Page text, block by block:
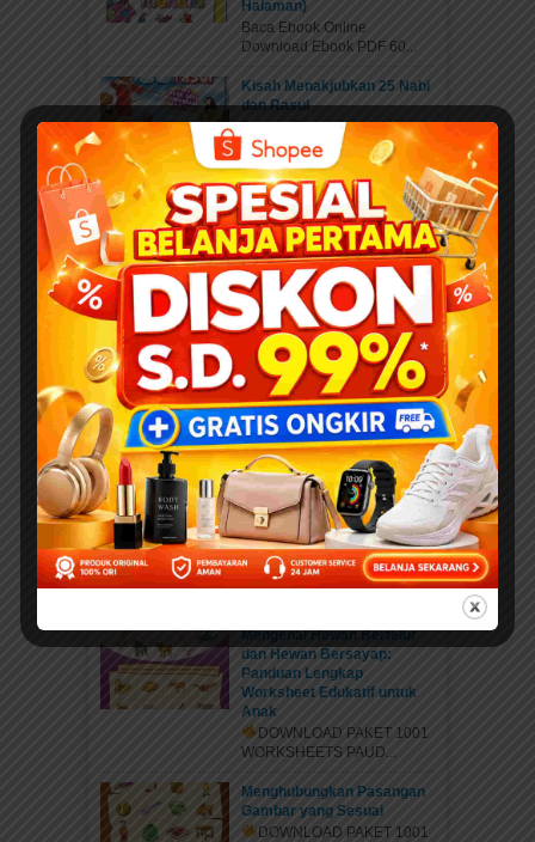
Halaman)
Baca Ebook Online
Download Ebook PDF 60...
Kisah Menakjubkan 25 Nabi
dan Rasul
Pahala Sedekah jariyah
ebook PDF “Kisah...
Download 400 Judul Ebook
Anak Isi 10+ Ribu Halaman
PDF Karya Kak Nurul Ihsan
DOWNLOAD EBOOK
ANAK DENGAN DONASI...
Daftar Anggota Elibrary.id
Daftar di sini Salam Sahabat
elibrary.id...
Mengenal Jenis Kaki
Binatang: Petualangan Rara
di Hutan Ajaib
DOWNLOAD PAKET 1001
WORKSHEETS PAUD...
Belajar Mengenal Jenis-
Jenis Kaki Binatang
DOWNLOAD PAKET 1001
WORKSHEETS PAUD...
Mengenal Hewan Bertelur
dan Hewan Bersayap:
Panduan Lengkap
Worksheet Edukatif untuk
Anak
DOWNLOAD PAKET 1001
WORKSHEETS PAUD...
Menghubungkan Pasangan
Gambar yang Sesuai
DOWNLOAD PAKET 1001